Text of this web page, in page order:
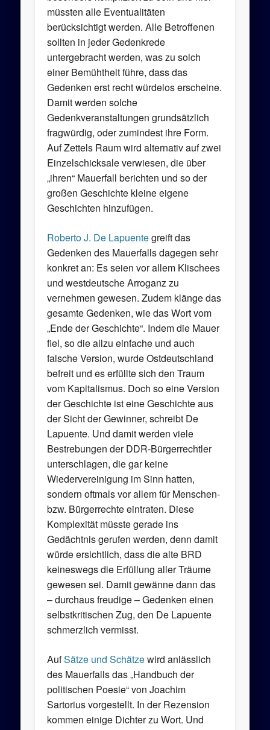
müssten alle Eventualitäten
berücksichtigt werden. Alle Betroffenen
sollten in jeder Gedenkrede
untergebracht werden, was zu solch
einer Bemühtheit führe, dass das
Gedenken erst recht würdelos erscheine.
Damit werden solche
Gedenkveranstaltungen grundsätzlich
fragwürdig, oder zumindest ihre Form.
Auf Zettels Raum wird alternativ auf zwei
Einzelschicksale verwiesen, die über
„ihren“ Mauerfall berichten und so der
großen Geschichte kleine eigene
Geschichten hinzufügen.
Roberto J. De Lapuentegreift das
Gedenken des Mauerfalls dagegen sehr
konkret an: Es seien vor allem Klischees
und westdeutsche Arroganz zu
vernehmen gewesen. Zudem klänge das
gesamte Gedenken, wie das Wort vom
„Ende der Geschichte“. Indem die Mauer
fiel, so die allzu einfache und auch
falsche Version, wurde Ostdeutschland
befreit und es erfüllte sich den Traum
vom Kapitalismus. Doch so eine Version
der Geschichte ist eine Geschichte aus
der Sicht der Gewinner, schreibt De
Lapuente. Und damit werden viele
Bestrebungen der DDR-Bürgerrechtler
unterschlagen, die gar keine
Wiedervereinigung im Sinn hatten,
sondern oftmals vor allem für Menschen-
bzw. Bürgerrechte eintraten. Diese
Komplexität müsste gerade ins
Gedächtnis gerufen werden, denn damit
würde ersichtlich, dass die alte BRD
keineswegs die Erfüllung aller Träume
gewesen sei. Damit gewänne dann das
– durchaus freudige – Gedenken einen
selbstkritischen Zug, den De Lapuente
schmerzlich vermisst.
AufSätze und Schätzewird anlässlich
des Mauerfalls das „Handbuch der
politischen Poesie“ von Joachim
Sartorius vorgestellt. In der Rezension
kommen einige Dichter zu Wort. Und